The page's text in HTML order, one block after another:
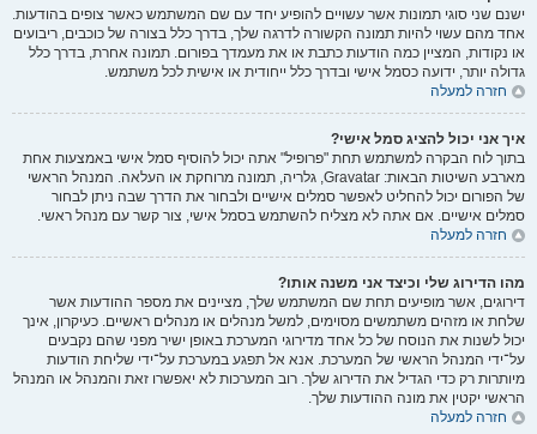
ישנם שני סוגי תמונות אשר עשויים להופיע יחד עם שם המשתמש כאשר צופים בהודעות.
אחד מהם עשוי להיות תמונה הקשורה לדרגה שלך, בדרך כלל בצורה של כוכבים, ריבועים
או נקודות, המציין כמה הודעות כתבת או את מעמדך בפורום. תמונה אחרת, בדרך כלל
גדולה יותר, ידועה כסמל אישי ובדרך כלל ייחודית או אישית לכל משתמש.
חזרה למעלה
איך אני יכול להציג סמל אישי?
בתוך לוח הבקרה למשתמש תחת "פרופיל" אתה יכול להוסיף סמל אישי באמצעות אחת
מארבע השיטות הבאות: Gravatar, גלריה, תמונה מרוחקת או העלאה. המנהל הראשי
של הפורום יכול להחליט לאפשר סמלים אישיים ולבחור את הדרך שבה ניתן לבחור
סמלים אישיים. אם אתה לא מצליח להשתמש בסמל אישי, צור קשר עם מנהל ראשי.
חזרה למעלה
מהו הדירוג שלי וכיצד אני משנה אותו?
דירוגים, אשר מופיעים תחת שם המשתמש שלך, מציינים את מספר ההודעות אשר
שלחת או מזהים משתמשים מסוימים, למשל מנהלים או מנהלים ראשיים. כעיקרון, אינך
יכול לשנות את הנוסח של כל אחד מדירוגי המערכת באופן ישיר מפני שהם נקבעים
על־ידי המנהל הראשי של המערכת. אנא אל תפגע במערכת על־ידי שליחת הודעות
מיותרות רק כדי הגדיל את הדירוג שלך. רוב המערכות לא יאפשרו זאת והמנהל או המנהל
הראשי יקטין את מונה ההודעות שלך.
חזרה למעלה